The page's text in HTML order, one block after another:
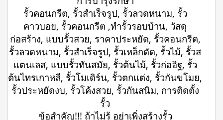
รั้วคอนกรีต, รั้วสำเร็จรูป, รั้วลวดหนาม, รั้ว
คาวบอย, รั้วคอนกรีต ,ทำรั้วรอบบ้าน, วัสดุ
ก่อสร้าง, แบบรั้วสวย, ราคาประหยัด, รั้วคอนกรีต,
รั้วลวดหนาม, รั้วสำเร็จรูป, รั้วเหล็กดัด, รั้วไม้, รั้วส
แตนเลส, แบบรั้วทันสมัย, รั้วต้นไม้, รั้วก่ออิฐ, รั้ว
ต้นไทรเกาหลี, รั้วโมเดิร์น, รั้วตกแต่ง, รั้วกันขโมย,
รั้วประหยัดงบ, รั้วโค้งสวย, รั้วกันสนิม, การติดตั้ง
รั้ว
ข้อสำคัญ!!! ถ้าไม่รู้ อย่าเพิ่งสร้างรั้ว